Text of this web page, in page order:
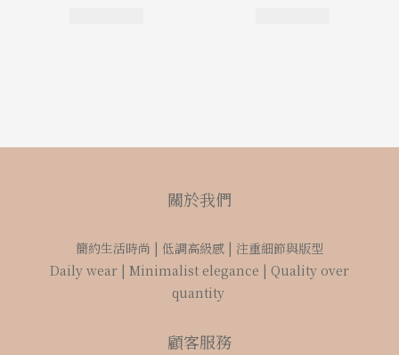
關於我們
簡約生活時尚 | 低調高級感 | 注重細節與版型
Daily wear | Minimalist elegance | Quality over
quantity
顧客服務